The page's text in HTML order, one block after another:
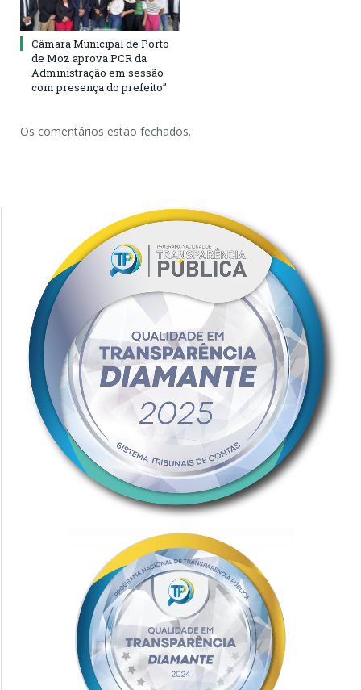
Câmara Municipal de Porto
de Moz aprova PCR da
Administração em sessão
com presença do prefeito”
Os comentários estão fechados.